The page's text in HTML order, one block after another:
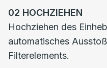
02 HOCHZIEHEN
Hochziehen des
automatisches
Filterelements.